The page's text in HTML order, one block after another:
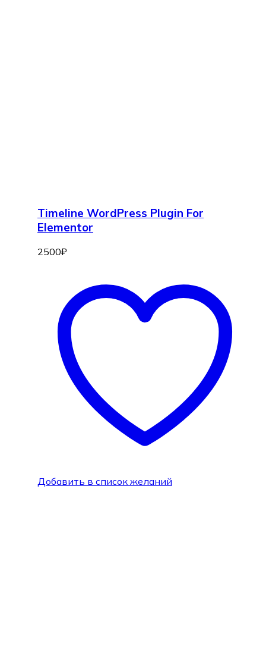
Timeline WordPress Plugin For
Elementor
2500₽
Добавить в список желаний